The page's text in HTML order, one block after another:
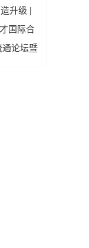
成功举
升级 |
景落地
国际合
通论坛暨